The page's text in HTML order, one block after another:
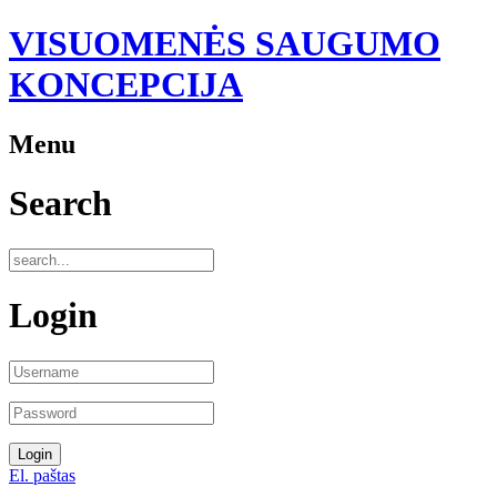
VISUOMENĖS SAUGUMO
KONCEPCIJA
Menu
Search
Login
El. paštas